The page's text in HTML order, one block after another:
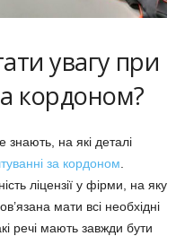
увагу при
кордоном?
знають, на які деталі
за кордоном
ліцензії у фірми, на яку
мати всі необхідні
речі мають завжди бути